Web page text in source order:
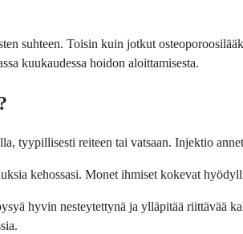
suhteen. Toisin kuin jotkut
kuukaudessa hoidon aloittamisesta.
tyypillisesti reiteen tai vatsaan. Injektio
kehossasi. Monet ihmiset kokevat
hyvin nesteytettynä ja ylläpitää